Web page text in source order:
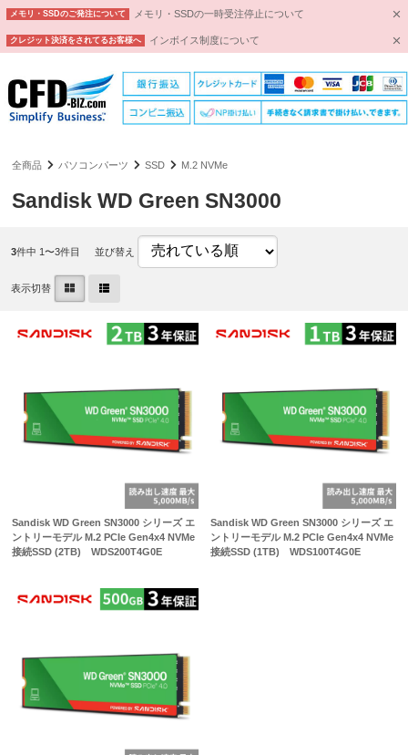
メモリ・SSDのご発注について メモリ・SSDの一時受注停止について
クレジット決済をされてるお客様へ インボイス制度について
全商品 パソコンパーツ SSD M.2 NVMe
Sandisk WD Green SN3000
3件中 1〜3件目 並び替え
表示切替
Sandisk WD Green SN3000 シリーズ エ
ントリーモデル M.2 PCIe Gen4x4 NVMe
接続SSD (2TB) WDS200T4G0E
Sandisk WD Green SN3000 シリーズ エ
ントリーモデル M.2 PCIe Gen4x4 NVMe
接続SSD (1TB) WDS100T4G0E